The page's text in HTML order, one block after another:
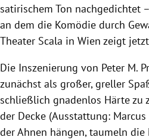
satirischem Ton nachgedichtet
an dem die Komödie durch
Theater Scala in Wien zeigt
Die Inszenierung von Peter M.
zunächst als großer, greller
schließlich gnadenlos Härte zu
der Decke (Ausstattung:
der Ahnen hängen, taumeln die